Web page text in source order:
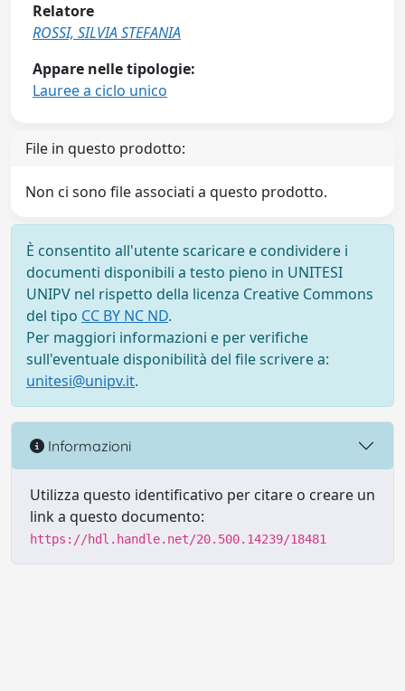
Relatore
ROSSI, SILVIA STEFANIA
Appare nelle tipologie:
Lauree a ciclo unico
File in questo prodotto:
Non ci sono file associati a questo prodotto.
È consentito all'utente scaricare e condividere i
documenti disponibili a testo pieno in UNITESI
UNIPV nel rispetto della licenza Creative Commons
del tipo CC BY NC ND.
Per maggiori informazioni e per verifiche
sull'eventuale disponibilità del file scrivere a:
unitesi@unipv.it.
Informazioni
Utilizza questo identificativo per citare o creare un
link a questo documento:
https://hdl.handle.net/20.500.14239/18481